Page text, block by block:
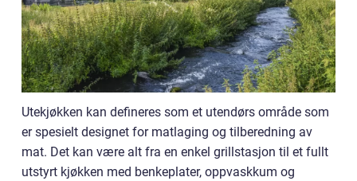
Utekjøkken kan defineres som et utendørs område som
er spesielt designet for matlaging og tilberedning av
mat. Det kan være alt fra en enkel grillstasjon til et fullt
utstyrt kjøkken med benkeplater, oppvaskkum og